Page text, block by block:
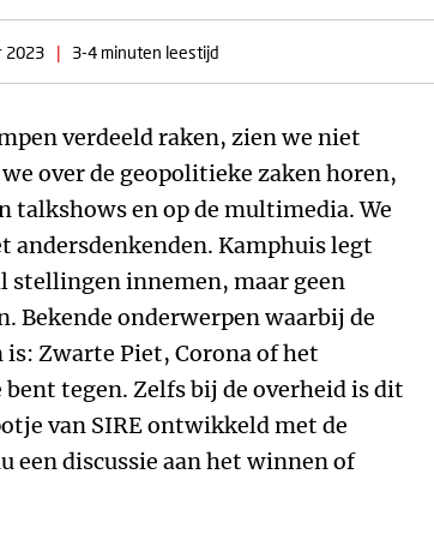
2023 | 3-4 minuten leestijd
verdeeld raken, zien we niet
over de geopolitieke zaken horen,
talkshows en op de multimedia. We
andersdenkenden. Kamphuis legt
stellingen innemen, maar geen
Bekende onderwerpen waarbij de
Zwarte Piet, Corona of het
tegen. Zelfs bij de overheid is dit
van SIRE ontwikkeld met de
een discussie aan het winnen of